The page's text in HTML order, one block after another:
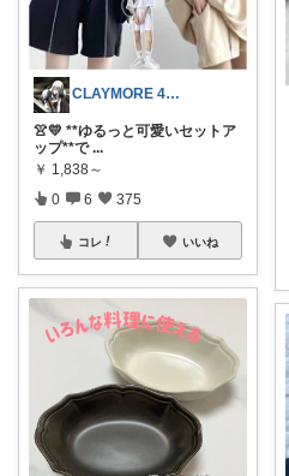
CLAYMORE 4日経由購入感謝です
👚💛 **ゆるっと可愛いセットア
ップ**で ...
￥ 1,838～
0 6 375
コレ いいね